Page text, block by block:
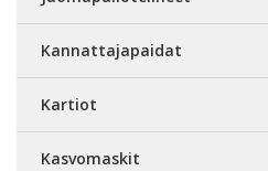
Kannattajapaidat
Kartiot
Kasvomaskit